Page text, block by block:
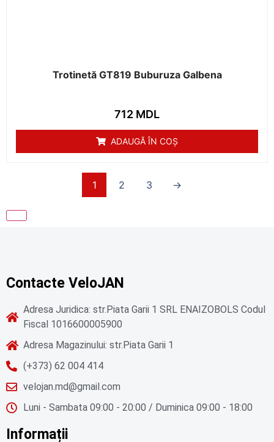
Trotinetă GT819 Buburuza Galbena
712 MDL
ADAUGĂ ÎN COȘ
1 2 3 →
Contacte VeloJAN
Adresa Juridica: str.Piata Garii 1 SRL ENAIZOBOLS Codul
Fiscal 1016600005900
Adresa Magazinului: str.Piata Garii 1
(+373) 62 004 414
velojan.md@gmail.com
Luni - Sambata 09:00 - 20:00 / Duminica 09:00 - 18:00
Informații